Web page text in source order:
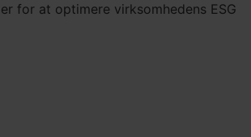
for at optimere virksomhedens ESG